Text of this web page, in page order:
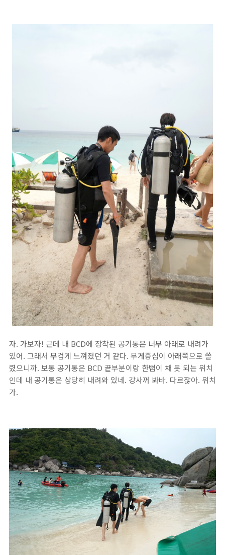
자. 가보자! 근데 내 BCD에 장착된 공기통은 너무 아래로 내려가
있어. 그래서 무겁게 느껴졌던 거 같다. 무게중심이 아래쪽으로 쏠
렸으니까. 보통 공기통은 BCD 끝부분이랑 한뼘이 채 못 되는 위치
인데 내 공기통은 상당히 내려와 있네. 강사꺼 봐바. 다르잖아. 위치
가.